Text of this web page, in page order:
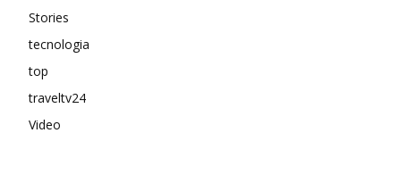
Stories
tecnologia
top
traveltv24
Video